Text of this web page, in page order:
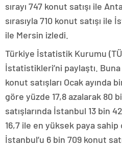
sırayı 747 konut satışı ile
sırasıyla 710 konut satışı ile
ile Mersin izledi.
Türkiye İstatistik Kurumu
İstatistikleri’ni paylaştı.
konut satışları Ocak ayında
göre yüzde 17,8 azalarak 80
satışlarında İstanbul 13 bin
16,7 ile en yüksek paya sahip
İstanbul’u 6 bin 709 konut